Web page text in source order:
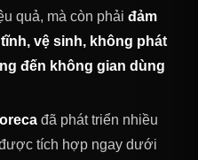
quả, mà còn phải đảm
vệ sinh, không phát
đến không gian dùng
đã phát triển nhiều
tích hợp ngay dưới